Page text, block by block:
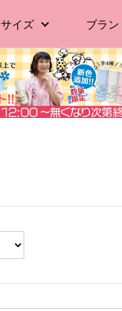
サイズ ブラン